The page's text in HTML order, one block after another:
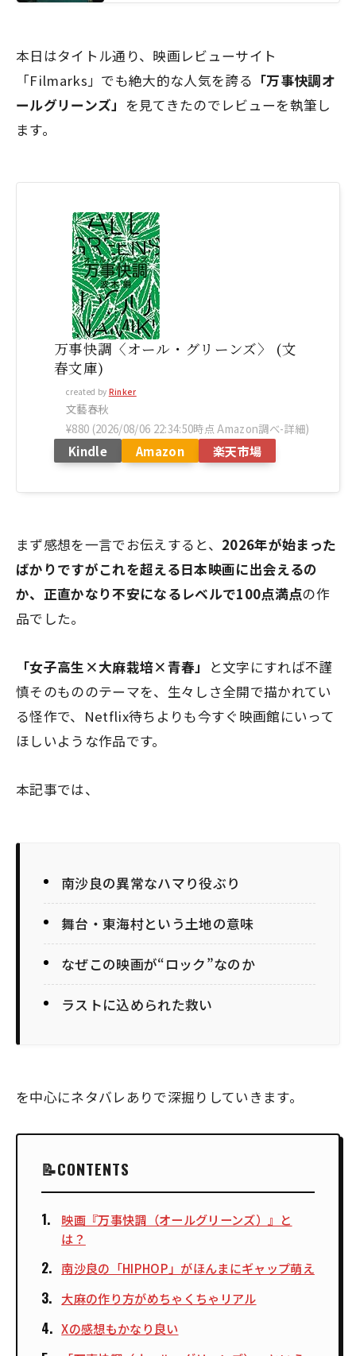
本日はタイトル通り、映画レビューサイト
「Filmarks」でも絶大的な人気を誇る 「万事快調オ
ールグリーンズ」 を見てきたのでレビューを執筆し
ます。
万事快調〈オール・グリーンズ〉 (文
春文庫)
created by Rinker
文藝春秋
¥880 (2026/08/06 22:34:50時点 Amazon調べ-詳細)
Kindle Amazon 楽天市場
まず感想を一言でお伝えすると、 2026年が始まった
ばかりですがこれを超える日本映画に出会えるの
か、正直かなり不安になるレベルで100点満点の作
品でした。
「女子高生×大麻栽培×青春」
と文字にすれば不謹
慎そのもののテーマを、生々しさ全開で描かれてい
る怪作で、Netflix待ちよりも今すぐ映画館にいって
ほしいような作品です。
本記事では、
南沙良の異常なハマり役ぶり
舞台・東海村という土地の意味
なぜこの映画が“ロック”なのか
ラストに込められた救い
を中心にネタバレありで深掘りしていきます。
CONTENTS
映画『万事快調（オールグリーンズ）』と
は？
南沙良の「HIPHOP」がほんまにギャップ萌え
大麻の作り方がめちゃくちゃリアル
Xの感想もかなり良い